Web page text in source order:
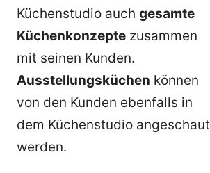
Küchenstudio auch gesamte
Küchenkonzepte zusammen
mit seinen Kunden.
Ausstellungsküchen können
von den Kunden ebenfalls in
dem Küchenstudio angeschaut
werden.